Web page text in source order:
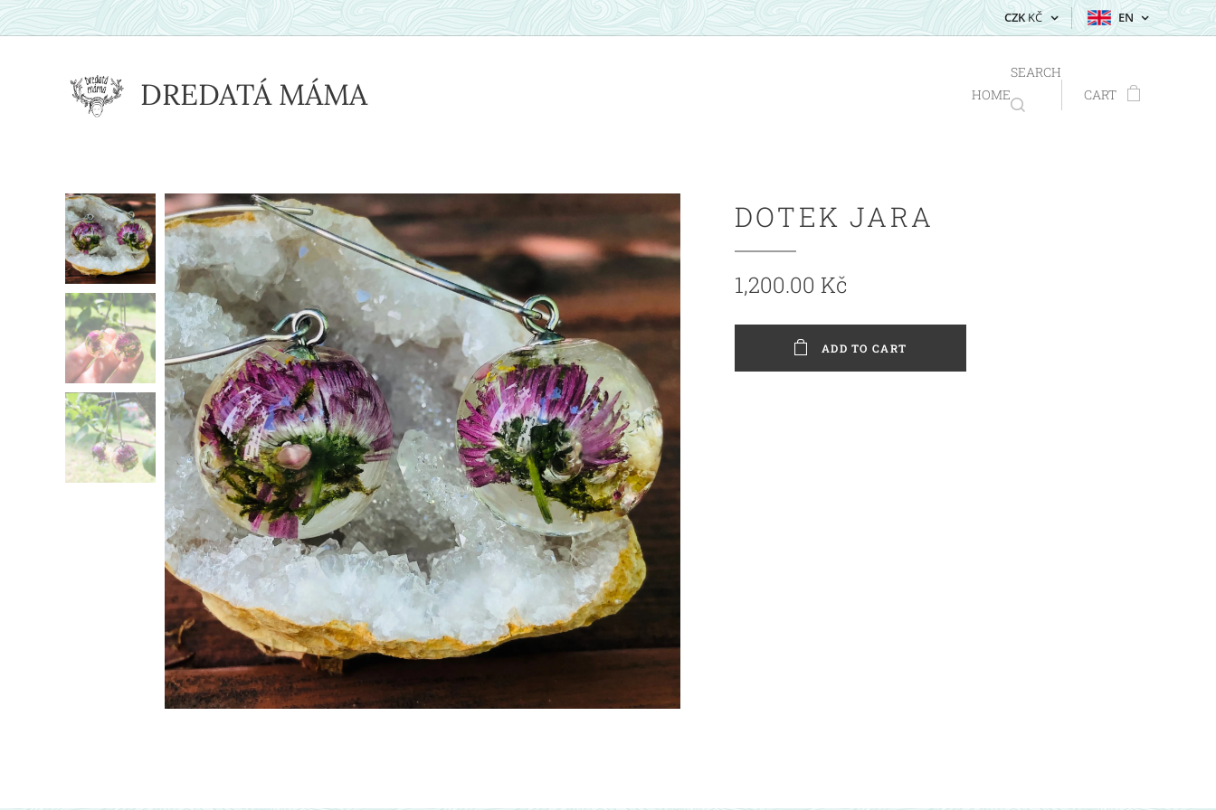
CZKKČ EN
DREDATÁ MÁMA HOME
SEARCH
CART
DOTEK JARA
1,200.00 Kč
ADD TO CART